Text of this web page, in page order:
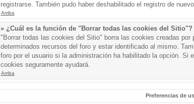
registrarse. También pudo haber deshabilitado el registro de
Arriba
» ¿Cuál es la función de "Borrar todas las cookies del Sitio"?
"Borrar todas las cookies del Sitio" borra las cookies creadas
determinados recursos del foro y estar identificado al mismo.
foro por el usuario si la administración ha habilitado la opción. Si
cookies seguramente ayudará.
Arriba
Preferencias de